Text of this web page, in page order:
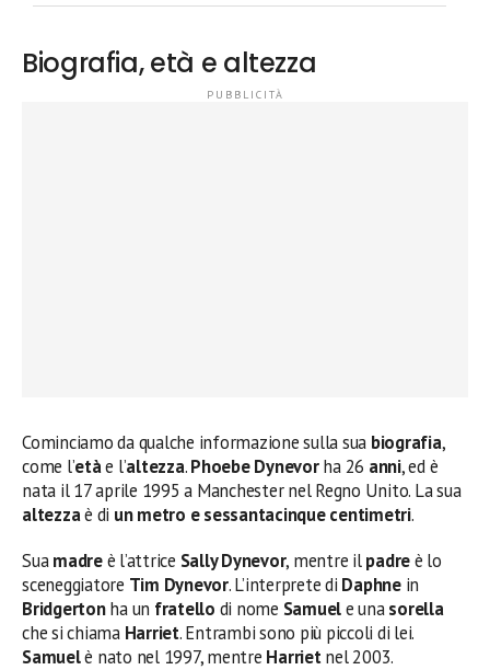
Biografia, età e altezza
Cominciamo da qualche informazione sulla sua biografia,
come l’etàe l’altezza.Phoebe Dynevorha 26 anni, ed è
nata il 17 aprile 1995 a Manchester nel Regno Unito. La sua
altezzaè di un metro e sessantacinque centimetri.
Suamadreè l’attrice Sally Dynevor, mentre ilpadreè lo
sceneggiatore Tim Dynevor. L’interprete di Daphnein
Bridgertonha un fratello di nome Samuele unasorella
che si chiama Harriet. Entrambi sono più piccoli di lei.
Samuelè nato nel 1997, mentre Harrietnel 2003.